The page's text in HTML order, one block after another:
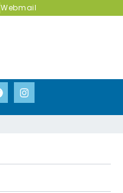
Webmail